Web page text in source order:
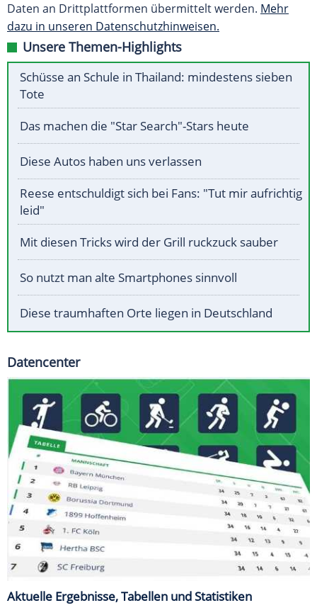
Daten an Drittplattformen übermittelt werden. Mehr
dazu in unseren Datenschutzhinweisen.
Unsere Themen-Highlights
Schüsse an Schule in Thailand: mindestens sieben
Tote
Das machen die "Star Search"-Stars heute
Diese Autos haben uns verlassen
Reese entschuldigt sich bei Fans: "Tut mir aufrichtig
leid"
Mit diesen Tricks wird der Grill ruckzuck sauber
So nutzt man alte Smartphones sinnvoll
Diese traumhaften Orte liegen in Deutschland
Datencenter
Aktuelle Ergebnisse, Tabellen und Statistiken